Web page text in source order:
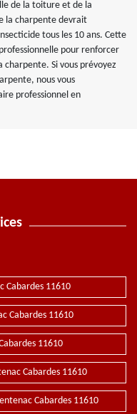
de la toiture et de la
la charpente devrait
tous les 10 ans. Cette
pour renforcer
Si vous prévoyez
nous vous
professionnel en
Cabardes 11610
Cabardes 11610
11610
Cabardes 11610
Cabardes 11610